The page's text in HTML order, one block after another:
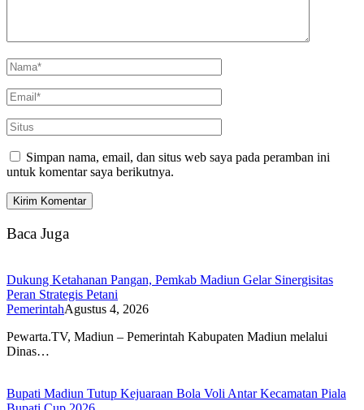
Simpan nama, email, dan situs web saya pada peramban ini
untuk komentar saya berikutnya.
Baca Juga
Dukung Ketahanan Pangan, Pemkab Madiun Gelar Sinergisitas
Peran Strategis Petani
PemerintahAgustus 4, 2026
Pewarta.TV, Madiun – Pemerintah Kabupaten Madiun melalui
Dinas…
Bupati Madiun Tutup Kejuaraan Bola Voli Antar Kecamatan Piala